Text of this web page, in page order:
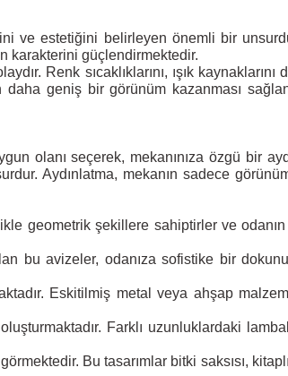
ve estetiğini belirleyen önemli bir
karakterini güçlendirmektedir.
Renk sıcaklıklarını, ışık kaynaklarını
geniş bir görünüm kazanması
olanı seçerek, mekanınıza özgü bir
Aydınlatma, mekanın sadece
geometrik şekillere sahiptirler ve
bu avizeler, odanıza sofistike bir
Eskitilmiş metal veya ahşap
Farklı uzunluklardaki
Bu tasarımlar bitki saksısı,